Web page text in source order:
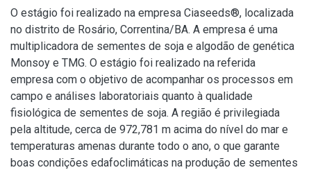
O estágio foi realizado na empresa Ciaseeds®, localizada
no distrito de Rosário, Correntina/BA. A empresa é uma
multiplicadora de sementes de soja e algodão de genética
Monsoy e TMG. O estágio foi realizado na referida
empresa com o objetivo de acompanhar os processos em
campo e análises laboratoriais quanto à qualidade
fisiológica de sementes de soja. A região é privilegiada
pela altitude, cerca de 972,781 m acima do nível do mar e
temperaturas amenas durante todo o ano, o que garante
boas condições edafoclimáticas na produção de sementes